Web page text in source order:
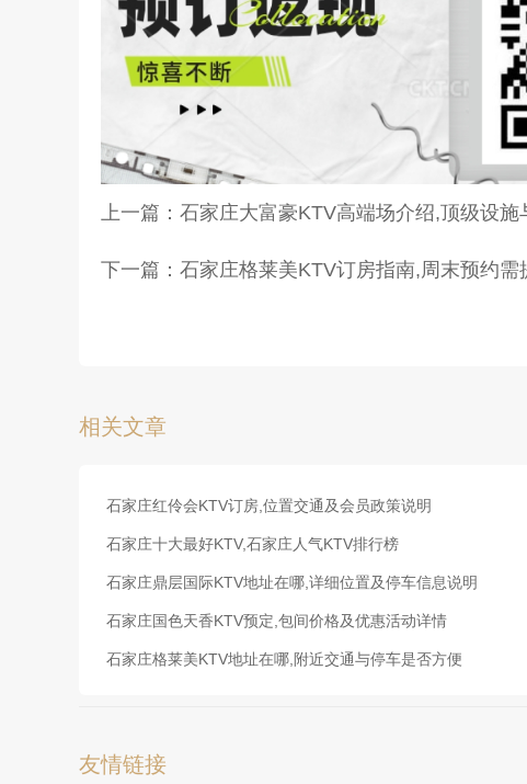
上一篇： 石家庄大富豪KTV高端场介绍,顶级设施
下一篇： 石家庄格莱美KTV订房指南,周末预约需
相关文章
石家庄红伶会KTV订房,位置交通及会员政策说明
石家庄十大最好KTV,石家庄人气KTV排行榜
石家庄鼎层国际KTV地址在哪,详细位置及停车信息说明
石家庄国色天香KTV预定,包间价格及优惠活动详情
石家庄格莱美KTV地址在哪,附近交通与停车是否方便
友情链接